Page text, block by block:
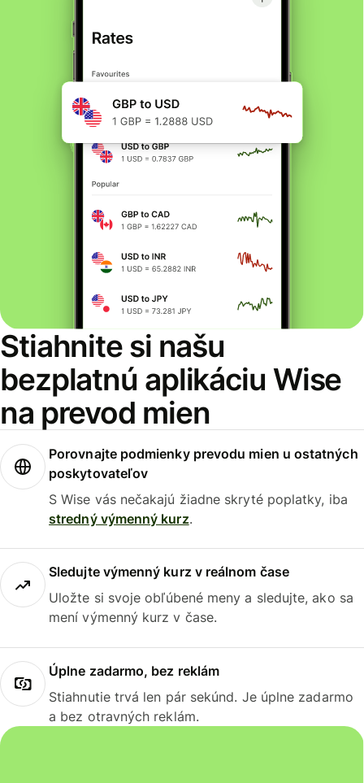
Stiahnite si našu
bezplatnú aplikáciu Wise
na prevod mien
Porovnajte podmienky prevodu mien u ostatných
poskytovateľov
S Wise vás nečakajú žiadne skryté poplatky, iba
stredný výmenný kurz.
Sledujte výmenný kurz v reálnom čase
Uložte si svoje obľúbené meny a sledujte, ako sa
mení výmenný kurz v čase.
Úplne zadarmo, bez reklám
Stiahnutie trvá len pár sekúnd. Je úplne zadarmo
a bez otravných reklám.